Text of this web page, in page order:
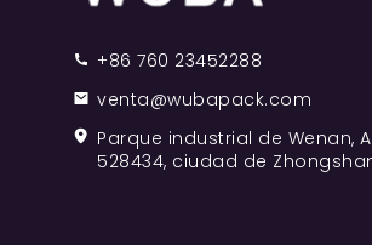
+86 760 23452288
venta@wubapack.com
Parque industrial de Wenan,
528434, ciudad de